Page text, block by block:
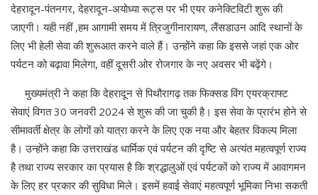
देहरादून-पंतनगर, देहरादून-अयोध्या रूट्स पर भी एयर कनेक्टिविटी शुरू की
जाएगी। यही नहीं ,हम आगामी समय में त्रिजुगीनारायण, लैंसडाउन आदि स्थानों के
लिए भी हेली सेवा की शुरूआत करने वाले हैं। उन्होंने कहा कि इससे जहां एक ओर
पर्यटन को बढ़ावा मिलेगा, वहीं दूसरी ओर रोजगार के नए अवसर भी बढ़ेंगे।
मुख्यमंत्री ने कहा कि देहरादून से पिथौरागढ़ तक फिक्सड विंग एयरक्राफ्ट
सेवाएं विगत 30 जनवरी 2024 से शुरू की जा चुकी है। इस सेवा के प्रारंभ होने से
सीमावर्ती क्षेत्र के लोगों को यात्रा करने के लिए एक नया और बेहतर विकल्प मिला
है। उन्होंने कहा कि उत्तराखंड धार्मिक एवं पर्यटन की दृष्टि से अत्यंत महत्वपूर्ण राज्य
है तथा राज्य सरकार का प्रयास है कि श्रद्धालुओं एवं पर्यटकों को राज्य में आवागमन
के लिए हर प्रकार की सुविधा मिले। इसमें हवाई सेवाएं महत्वपूर्ण भूमिका निभा सकती